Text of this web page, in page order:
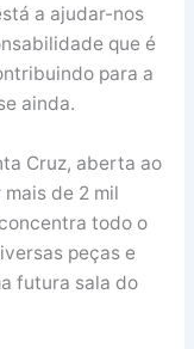
a ajudar-nos
que é
para a
ainda.
Cruz, aberta ao
de 2 mil
todo o
peças e
futura sala do